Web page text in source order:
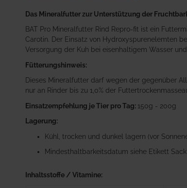
Das Mineralfutter zur Unterstützung der
BAT Pro Mineralfutter Rind Repro-fit ist ein
Carotin. Der Einsatz von Hydroxyspurenelemten
Versorgung der Kuh bei eisenhaltigem Wasser
Fütterungshinweis:
Dieses Mineralfutter darf wegen der gegenüber
nur an Rinder bis zu 1,0% der
Einsatzempfehlung je Tier pro Tag: 150g - 200g
Lagerung:
Kühl, trocken und dunkel lagern (vor
Mindesthaltbarkeitsdatum siehe Etikett Sack
Inhaltsstoffe / Vitamine: